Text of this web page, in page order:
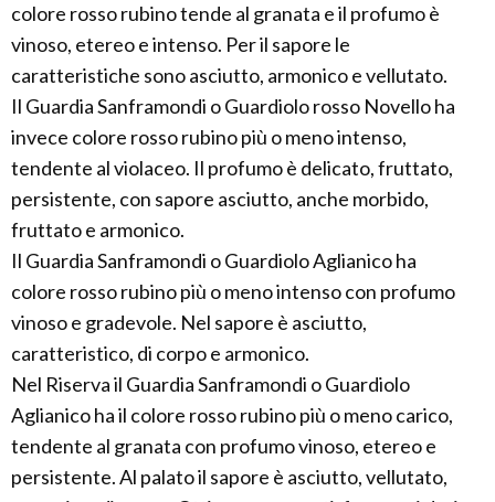
colore rosso rubino tende al granata e il profumo è
vinoso, etereo e intenso. Per il sapore le
caratteristiche sono asciutto, armonico e vellutato.
Il Guardia Sanframondi o Guardiolo rosso Novello ha
invece colore rosso rubino più o meno intenso,
tendente al violaceo. Il profumo è delicato, fruttato,
persistente, con sapore asciutto, anche morbido,
fruttato e armonico.
Il Guardia Sanframondi o Guardiolo Aglianico ha
colore rosso rubino più o meno intenso con profumo
vinoso e gradevole. Nel sapore è asciutto,
caratteristico, di corpo e armonico.
Nel Riserva il Guardia Sanframondi o Guardiolo
Aglianico ha il colore rosso rubino più o meno carico,
tendente al granata con profumo vinoso, etereo e
persistente. Al palato il sapore è asciutto, vellutato,